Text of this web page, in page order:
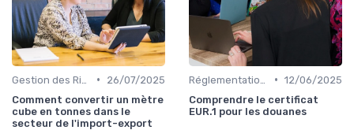
•
26/07/2025
Comment convertir un mètre
cube en tonnes dans le
secteur de l'import-export
• 12/06/2025
Comprendre le certificat
EUR.1 pour les douanes